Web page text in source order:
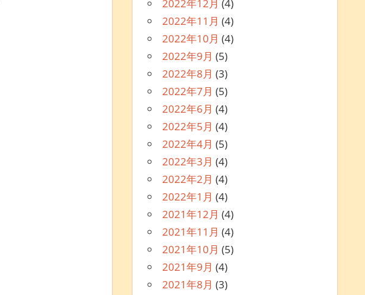
2022年12月 (4)
2022年11月 (4)
2022年10月 (4)
2022年9月 (5)
2022年8月 (3)
2022年7月 (5)
2022年6月 (4)
2022年5月 (4)
2022年4月 (5)
2022年3月 (4)
2022年2月 (4)
2022年1月 (4)
2021年12月 (4)
2021年11月 (4)
2021年10月 (5)
2021年9月 (4)
2021年8月 (3)